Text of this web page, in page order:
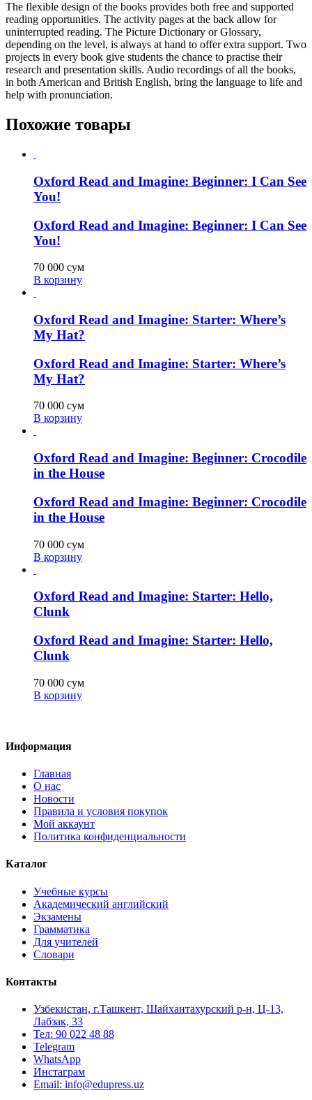
The flexible design of the books provides both free and supported
reading opportunities. The activity pages at the back allow for
uninterrupted reading. The Picture Dictionary or Glossary,
depending on the level, is always at hand to offer extra support. Two
projects in every book give students the chance to practise their
research and presentation skills. Audio recordings of all the books,
in both American and British English, bring the language to life and
help with pronunciation.
Похожие товары
Oxford Read and Imagine: Beginner: I Can See
You!
Oxford Read and Imagine: Beginner: I Can See
You!
70 000 сум
В корзину
Oxford Read and Imagine: Starter: Where’s
My Hat?
Oxford Read and Imagine: Starter: Where’s
My Hat?
70 000 сум
В корзину
Oxford Read and Imagine: Beginner: Crocodile
in the House
Oxford Read and Imagine: Beginner: Crocodile
in the House
70 000 сум
В корзину
Oxford Read and Imagine: Starter: Hello,
Clunk
Oxford Read and Imagine: Starter: Hello,
Clunk
70 000 сум
В корзину
Информация
Главная
О нас
Новости
Правила и условия покупок
Мой аккаунт
Политика конфиденциальности
Каталог
Учебные курсы
Академический английский
Экзамены
Грамматика
Для учителей
Словари
Контакты
Узбекистан, г.Ташкент, Шайхантахурский р-н, Ц-13,
Лабзак, 33
Тел: 90 022 48 88
Telegram
WhatsApp
Инстаграм
Email: info@edupress.uz